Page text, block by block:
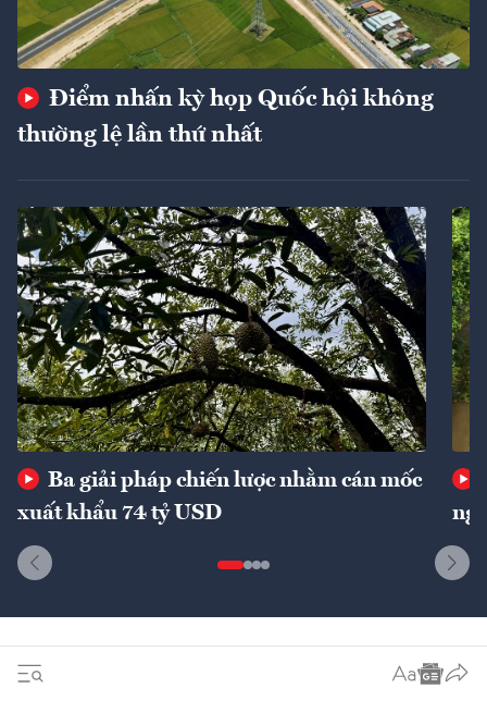
Điểm nhấn kỳ họp Quốc hội không
thường lệ lần thứ nhất
Ba giải pháp chiến lược nhằm cán mốc
xuất khẩu 74 tỷ USD